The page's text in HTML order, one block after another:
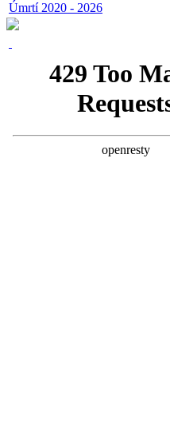
Úmrtí 2020 - 2026